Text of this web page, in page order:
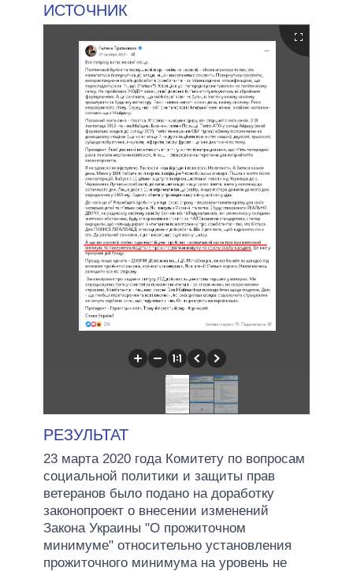
ИСТОЧНИК
РЕЗУЛЬТАТ
23 марта 2020 года Комитету по вопросам
социальной политики и защиты прав
ветеранов было подано на доработку
законопроект о внесении изменений
Закона Украины "О прожиточном
минимуме" относительно установления
прожиточного минимума на уровень не